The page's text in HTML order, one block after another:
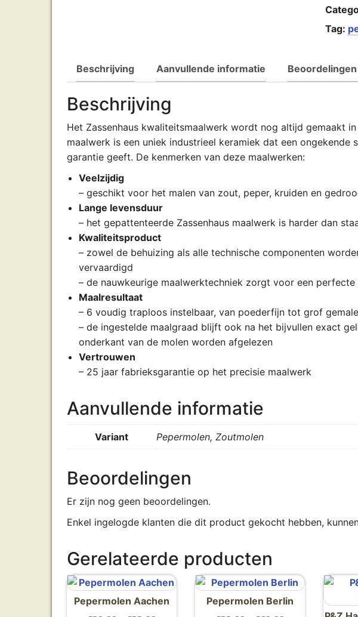
Tag:
Beschrijving Aanvullende informatie
Beschrijving
Het Zassenhaus kwaliteitsmaalwerk wordt nog altijd gemaakt
maalwerk is een uniek industrieel keramiek dat een ongekende
garantie geeft. De kenmerken van deze maalwerken:
Veelzijdig
– geschikt voor het malen van zout, peper, kruiden en
Lange levensduur
– het gepattenteerde Zassenhaus maalwerk is harder dan
Kwaliteitsproduct
– zowel de behuizing als alle technische componenten
vervaardigd
– de nauwkeurige maalwerktechniek zorgt voor een perfecte
Maalresultaat
– 6 voudig traploos instelbaar, van poederfijn tot grof
– de ingestelde maalgraad blijft ook na het bijvullen exact
onderkant van de molen worden afgelezen
Vertrouwen
– 25 jaar fabrieksgarantie op het precisie maalwerk
Aanvullende informatie
Variant Pepermolen, Zoutmolen
Beoordelingen
Er zijn nog geen beoordelingen.
Enkel ingelogde klanten die dit product gekocht hebben,
Gerelateerde producten
Pepermolen Aachen
Pepermolen Berlin